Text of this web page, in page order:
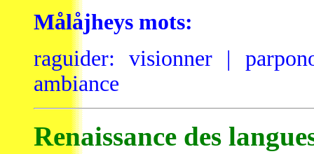
Målåjheys mots:
raguider: visionner |
ambiance
Renaissance des